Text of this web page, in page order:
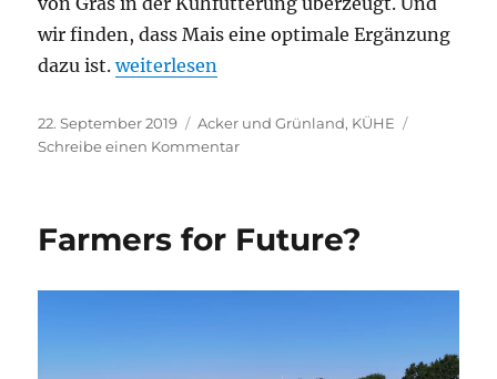
wir finden, dass Mais eine optimale Ergänzung
dazu ist.„Ein wenig Mais bitte“
weiterlesen
Veröffentlicht
am
22. September 2019 Kategorien
Acker und Grünland, KÜHE
Schreibe einen Kommentarzu
bitte
Farmers for Future?